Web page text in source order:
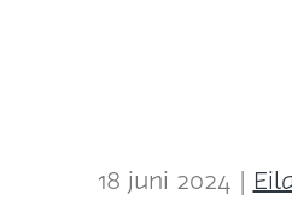
18 juni 2024 |